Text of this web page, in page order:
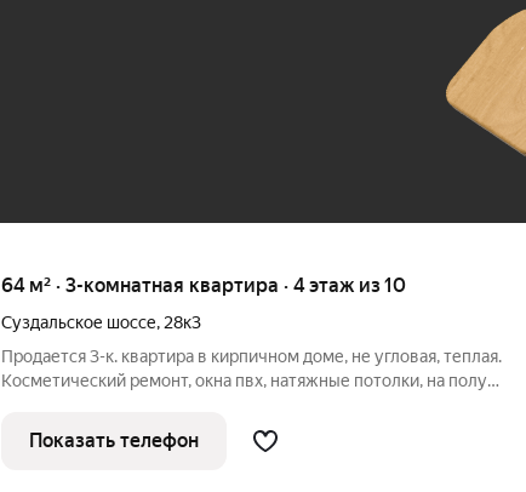
64 м² · 3-комнатная квартира · 4 этаж из 10
Суздальское шоссе, 28к3
Продается 3-к. квартира в кирпичном доме, не угловая, теплая.
Косметический ремонт, окна пвх, натяжные потолки, на полу
частично в плитке, изолированные комнаты, просторная лоджия,
Показать телефон